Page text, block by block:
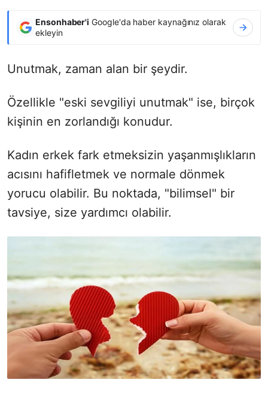
Ensonhaber'i Google'da haber kaynağınız olarak
ekleyin
Unutmak, zaman alan bir şeydir.
Özellikle "eski sevgiliyi unutmak" ise, birçok
kişinin en zorlandığı konudur.
Kadın erkek fark etmeksizin yaşanmışlıkların
acısını hafifletmek ve normale dönmek
yorucu olabilir. Bu noktada, "bilimsel" bir
tavsiye, size yardımcı olabilir.